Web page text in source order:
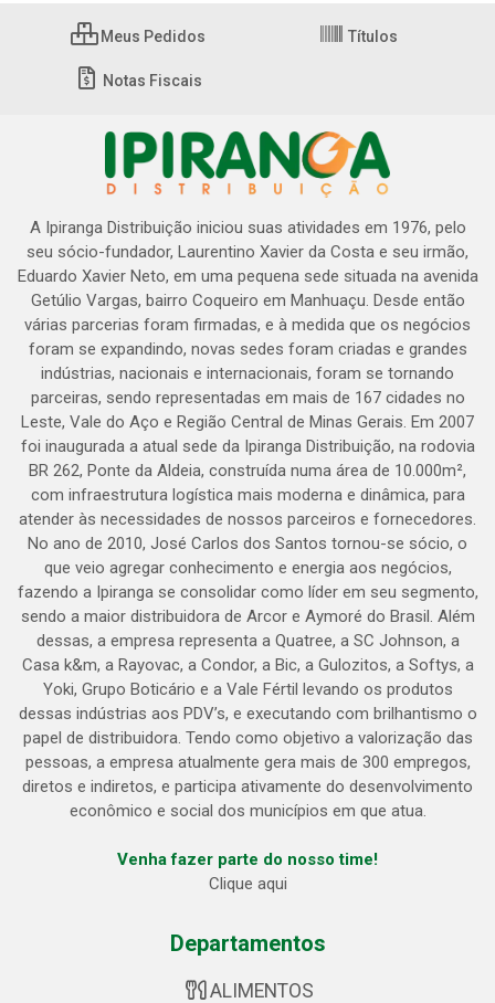
Meus Pedidos Títulos
Notas Fiscais
A Ipiranga Distribuição iniciou suas atividades em 1976, pelo
seu sócio-fundador, Laurentino Xavier da Costa e seu irmão,
Eduardo Xavier Neto, em uma pequena sede situada na avenida
Getúlio Vargas, bairro Coqueiro em Manhuaçu. Desde então
várias parcerias foram firmadas, e à medida que os negócios
foram se expandindo, novas sedes foram criadas e grandes
indústrias, nacionais e internacionais, foram se tornando
parceiras, sendo representadas em mais de 167 cidades no
Leste, Vale do Aço e Região Central de Minas Gerais. Em 2007
foi inaugurada a atual sede da Ipiranga Distribuição, na rodovia
BR 262, Ponte da Aldeia, construída numa área de 10.000m²,
com infraestrutura logística mais moderna e dinâmica, para
atender às necessidades de nossos parceiros e fornecedores.
No ano de 2010, José Carlos dos Santos tornou-se sócio, o
que veio agregar conhecimento e energia aos negócios,
fazendo a Ipiranga se consolidar como líder em seu segmento,
sendo a maior distribuidora de Arcor e Aymoré do Brasil. Além
dessas, a empresa representa a Quatree, a SC Johnson, a
Casa k&m, a Rayovac, a Condor, a Bic, a Gulozitos, a Softys, a
Yoki, Grupo Boticário e a Vale Fértil levando os produtos
dessas indústrias aos PDV’s, e executando com brilhantismo o
papel de distribuidora. Tendo como objetivo a valorização das
pessoas, a empresa atualmente gera mais de 300 empregos,
diretos e indiretos, e participa ativamente do desenvolvimento
econômico e social dos municípios em que atua.
Venha fazer parte do nosso time!
Clique aqui
Departamentos
ALIMENTOS